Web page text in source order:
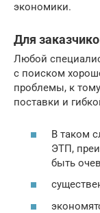
экономики.
Для
Любой
с поиском
проблемы, к
поставки и
В таком
ЭТП,
быть